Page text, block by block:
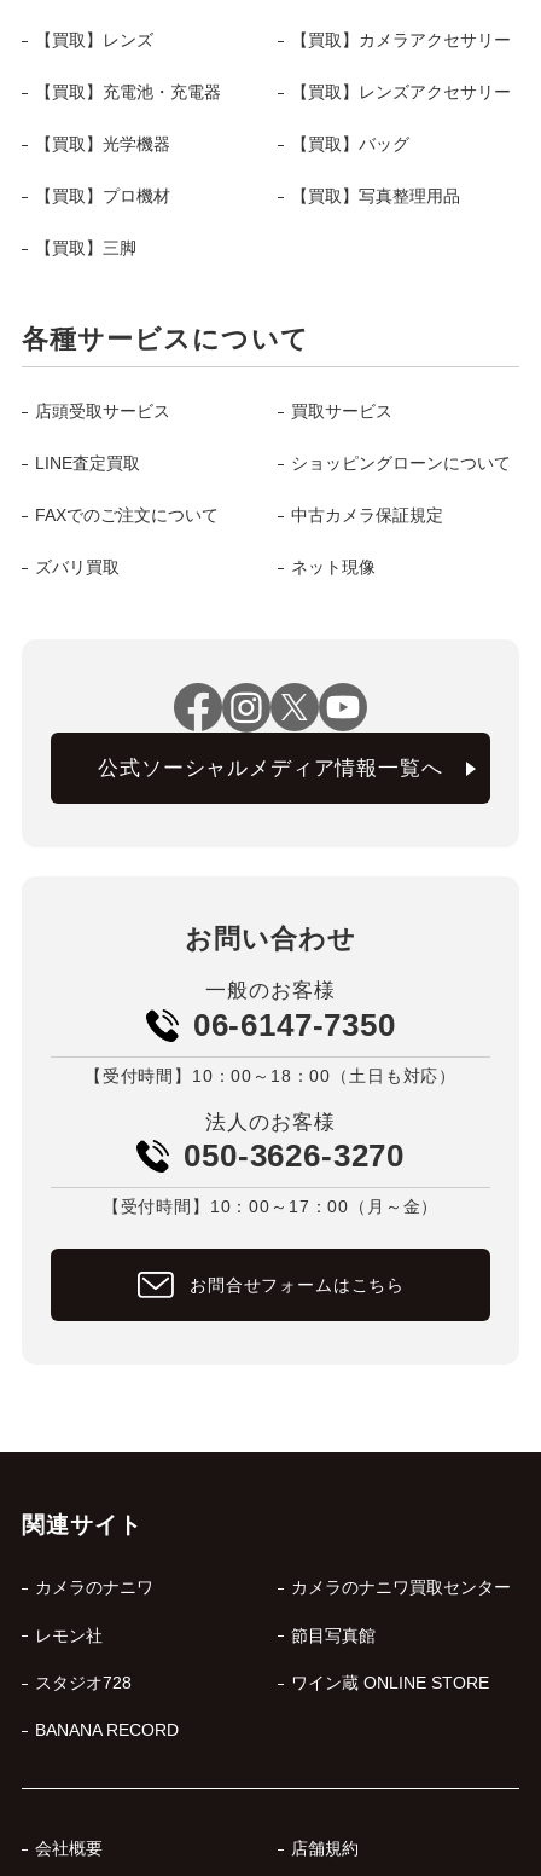
【買取】レンズ 【買取】カメラアクセサリー
【買取】充電池・充電器 【買取】レンズアクセサリー
【買取】光学機器 【買取】バッグ
【買取】プロ機材 【買取】写真整理用品
【買取】三脚
各種サービスについて
店頭受取サービス 買取サービス
LINE査定買取 ショッピングローンについて
FAXでのご注文について 中古カメラ保証規定
ズバリ買取 ネット現像
公式ソーシャルメディア情報一覧へ
お問い合わせ
一般のお客様
06-6147-7350
【受付時間】10：00～18：00（土日も対応）
法人のお客様
050-3626-3270
【受付時間】10：00～17：00（月～金）
お問合せフォームはこちら
関連サイト
カメラのナニワ カメラのナニワ買取センター
レモン社 節目写真館
スタジオ728 ワイン蔵 ONLINE STORE
BANANA RECORD
会社概要 店舗規約